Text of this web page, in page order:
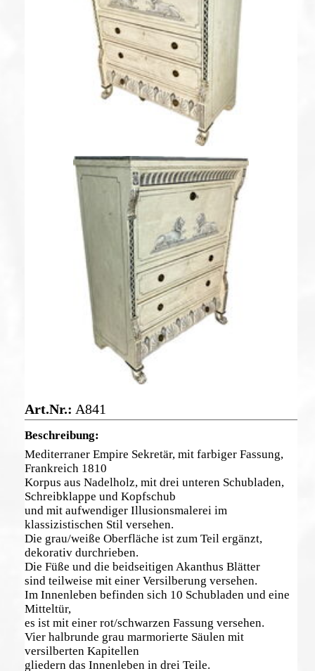
A841
Mediterraner Empire Sekretär, mit farbiger Fassung,
Frankreich 1810
Korpus aus Nadelholz, mit drei unteren Schubladen,
Schreibklappe und Kopfschub
und mit aufwendiger Illusionsmalerei im
klassizistischen Stil versehen.
Die grau/weiße Oberfläche ist zum Teil ergänzt,
dekorativ durchrieben.
Die Füße und die beidseitigen Akanthus Blätter
sind teilweise mit einer Versilberung versehen.
Im Innenleben befinden sich 10 Schubladen und eine
Mitteltür,
es ist mit einer rot/schwarzen Fassung versehen.
Vier halbrunde grau marmorierte Säulen mit
versilberten Kapitellen
gliedern das Innenleben in drei Teile.